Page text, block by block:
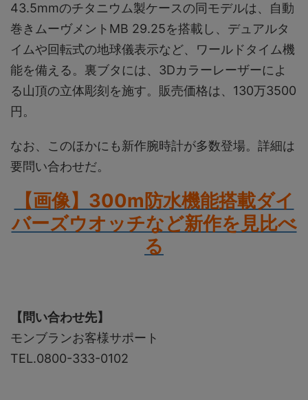
43.5mmのチタニウム製ケースの同モデルは、自動
巻きムーヴメントMB 29.25を搭載し、デュアルタ
イムや回転式の地球儀表示など、ワールドタイム機
能を備える。裏ブタには、3Dカラーレーザーによ
る山頂の立体彫刻を施す。販売価格は、130万3500
円。
なお、このほかにも新作腕時計が多数登場。詳細は
要問い合わせだ。
【画像】300m防水機能搭載ダイ
バーズウオッチなど新作を見比べ
る
【問い合わせ先】
モンブランお客様サポート
TEL.0800-333-0102